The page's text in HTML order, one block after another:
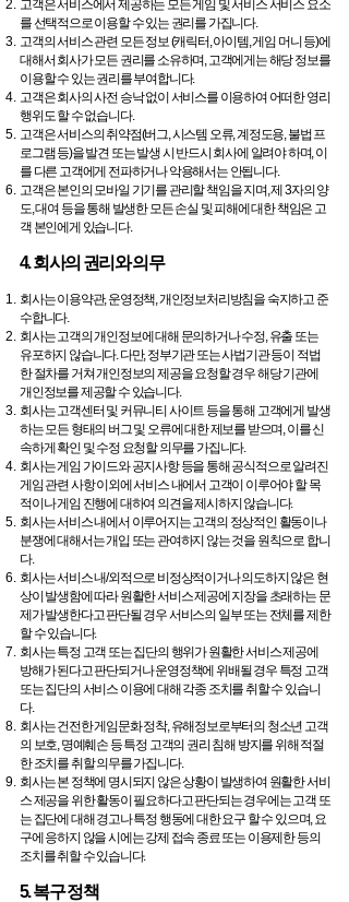
고객은 서비스에서 제공하는 모든 게임 및 서비스 서비스 요소
를 선택적으로 이용할 수 있는 권리를 가집니다.
고객의 서비스 관련 모든 정보 (캐릭터, 아이템, 게임 머니 등)에
대해서 회사가 모든 권리를 소유하며, 고객에게는 해당 정보를
이용할 수 있는 권리를 부여합니다.
고객은 회사의 사전 승낙 없이 서비스를 이용하여 어떠한 영리
행위도 할 수 없습니다.
고객은 서비스의 취약점(버그, 시스템 오류, 계정도용, 불법 프
로그램 등)을 발견 또는 발생 시 반드시 회사에 알려야 하며, 이
를 다른 고객에게 전파하거나 악용해서는 안됩니다.
고객은 본인의 모바일 기기를 관리할 책임을 지며, 제 3자의 양
도, 대여 등을 통해 발생한 모든 손실 및 피해에 대한 책임은 고
객 본인에게 있습니다.
4. 회사의 권리와 의무
회사는 이용약관, 운영정책, 개인정보처리방침을 숙지하고 준
수합니다.
회사는 고객의 개인정보에 대해 문의하거나 수정, 유출 또는
유포하지 않습니다. 다만, 정부기관 또는 사법기관 등이 적법
한 절차를 거쳐 개인정보의 제공을 요청할 경우 해당 기관에
개인정보를 제공할 수 있습니다.
회사는 고객센터 및 커뮤니티 사이트 등을 통해 고객에게 발생
하는 모든 형태의 버그 및 오류에 대한 제보를 받으며, 이를 신
속하게 확인 및 수정 요청할 의무를 가집니다.
회사는 게임 가이드와 공지사항 등을 통해 공식적으로 알려진
게임 관련 사항 이외에 서비스 내에서 고객이 이루어야 할 목
적이나 게임 진행에 대하여 의견을 제시하지 않습니다.
회사는 서비스 내에서 이루어지는 고객의 정상적인 활동이나
분쟁에 대해서는 개입 또는 관여하지 않는 것을 원칙으로 합니
다.
회사는 서비스 내/외적으로 비정상적이거나 의도하지 않은 현
상이 발생함에 따라 원활한 서비스 제공에 지장을 초래하는 문
제가 발생한다고 판단될 경우 서비스의 일부 또는 전체를 제한
할 수 있습니다.
회사는 특정 고객 또는 집단의 행위가 원활한 서비스 제공에
방해가 된다고 판단되거나 운영정책에 위배될 경우 특정 고객
또는 집단의 서비스 이용에 대해 각종 조치를 취할 수 있습니
다.
회사는 건전한 게임문화 정착, 유해정보로부터의 청소년 고객
의 보호, 명예훼손 등 특정 고객의 권리 침해 방지를 위해 적절
한 조치를 취할 의무를 가집니다.
회사는 본 정책에 명시되지 않은 상황이 발생하여 원활한 서비
스 제공을 위한 활동이 필요하다고 판단되는 경우에는 고객 또
는 집단에 대해 경고나 특정 행동에 대한 요구 할 수 있으며, 요
구에 응하지 않을 시에는 강제 접속 종료 또는 이용제한 등의
조치를 취할 수 있습니다.
5. 복구 정책